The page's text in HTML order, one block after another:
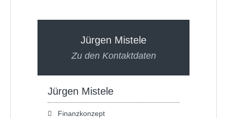
Jürgen Mistele
Zu den Kontaktdaten
Jürgen Mistele
Finanzkonzept